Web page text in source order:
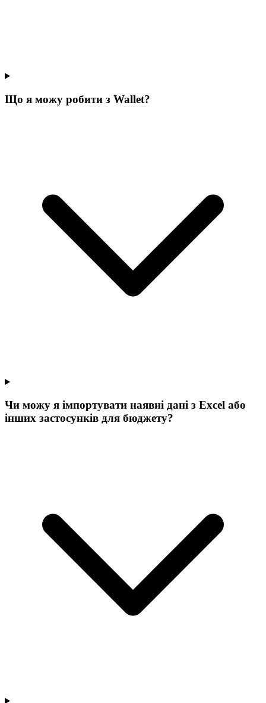
Що я можу робити з Wallet?
Чи можу я імпортувати наявні дані з Excel або
інших застосунків для бюджету?